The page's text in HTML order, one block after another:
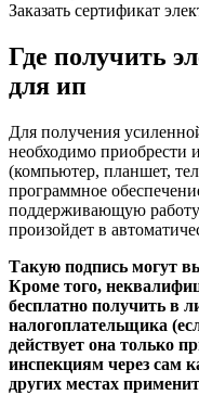
Заказать сертификат
Где получить
для ип
Для получения
необходимо приобрести
(компьютер, планшет,
программное
поддерживающую
произойдет в
Такую подпись могут
Кроме того,
бесплатно получить в
налогоплательщика
действует она только
инспекциям через сам
других местах